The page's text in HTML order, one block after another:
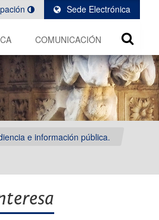
Sede Electrónica
COMUNICACIÓN
e información pública.